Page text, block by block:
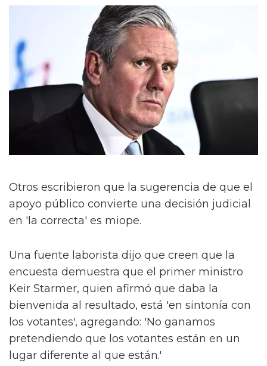
Otros escribieron que la sugerencia de que el
apoyo público convierte una decisión judicial
en 'la correcta' es miope.
Una fuente laborista dijo que creen que la
encuesta demuestra que el primer ministro
Keir Starmer, quien afirmó que daba la
bienvenida al resultado, está 'en sintonía con
los votantes', agregando: 'No ganamos
pretendiendo que los votantes están en un
lugar diferente al que están.'